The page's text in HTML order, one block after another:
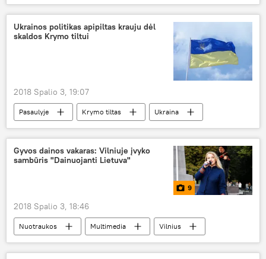
keltas
Ukrainos politikas apipiltas krauju dėl
skaldos Krymo tiltui
2018 Spalio 3, 19:07
Pasaulyje Krymo tiltas Ukraina
Gyvos dainos vakaras: Vilniuje įvyko
sambūris "Dainuojanti Lietuva"
9
2018 Spalio 3, 18:46
Nuotraukos Multimedia Vilnius